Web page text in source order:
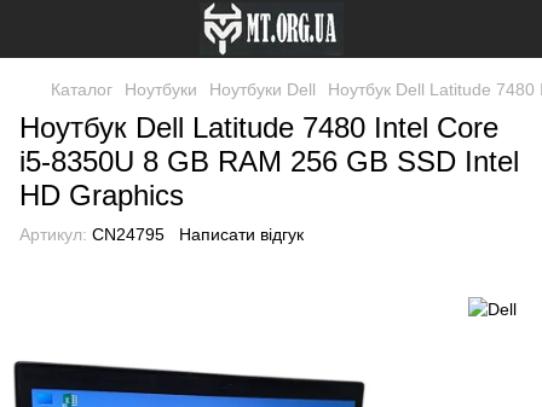
Каталог Ноутбуки Ноутбуки Dell Ноутбук Dell Latitude
Ноутбук Dell Latitude 7480 Intel Core
i5-8350U 8 GB RAM 256 GB SSD Intel
HD Graphics
Артикул: CN24795 Написати відгук